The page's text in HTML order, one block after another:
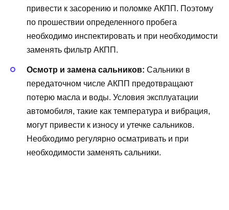
привести к засорению и поломке АКПП. Поэтому
по прошествии определенного пробега
необходимо инспектировать и при необходимости
заменять фильтр АКПП.
Осмотр и замена сальников: Сальники в
передаточном числе АКПП предотвращают
потерю масла и воды. Условия эксплуатации
автомобиля, такие как температура и вибрация,
могут привести к износу и утечке сальников.
Необходимо регулярно осматривать и при
необходимости заменять сальники.